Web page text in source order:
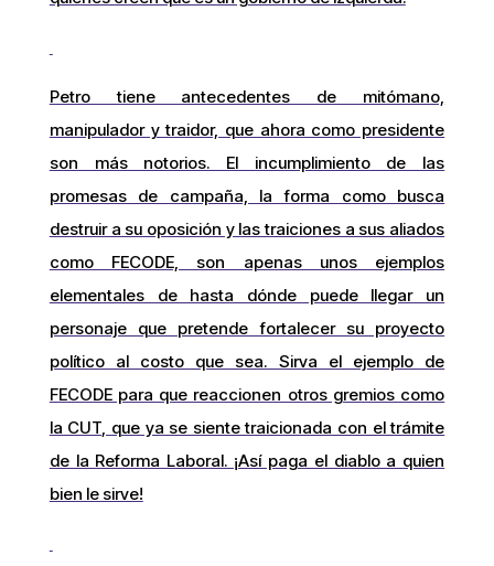
Petro tiene antecedentes de mitómano,
manipulador y traidor, que ahora como presidente
son más notorios. El incumplimiento de las
promesas de campaña, la forma como busca
destruir a su oposición y las traiciones a sus aliados
como FECODE, son apenas unos ejemplos
elementales de hasta dónde puede llegar un
personaje que pretende fortalecer su proyecto
político al costo que sea. Sirva el ejemplo de
FECODE para que reaccionen otros gremios como
la CUT, que ya se siente traicionada con el trámite
de la Reforma Laboral. ¡Así paga el diablo a quien
bien le sirve!